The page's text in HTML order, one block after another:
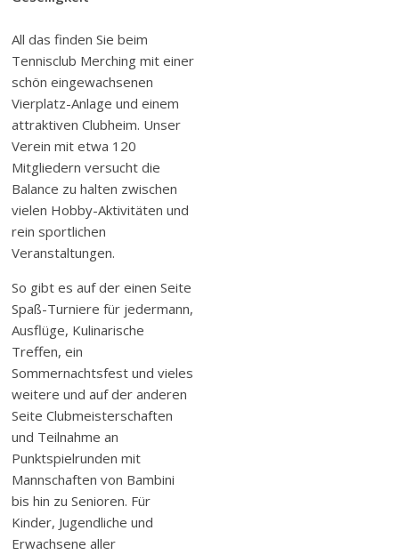
All das finden Sie beim
Tennisclub Merching mit einer
schön eingewachsenen
Vierplatz-Anlage und einem
attraktiven Clubheim. Unser
Verein mit etwa 120
Mitgliedern versucht die
Balance zu halten zwischen
vielen Hobby-Aktivitäten und
rein sportlichen
Veranstaltungen.
So gibt es auf der einen Seite
Spaß-Turniere für jedermann,
Ausflüge, Kulinarische
Treffen, ein
Sommernachtsfest und vieles
weitere und auf der anderen
Seite Clubmeisterschaften
und Teilnahme an
Punktspielrunden mit
Mannschaften von Bambini
bis hin zu Senioren. Für
Kinder, Jugendliche und
Erwachsene aller